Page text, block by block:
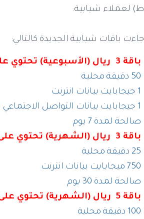
لعملاء شبابية.
باقات شبابية الجديدة كالتالي:
باقة 3 ريال (الأسبوعية) تحتوي على :
50 دقيقة محلية
1 جيجابايت بيانات انترنت
1 جيجابايت بيانات التواصل الاجتماعي اللامحدودة
صالحة لمدة 7 يوم
باقة 3 ريال (الشهرية) تحتوي على:
25 دقيقة محلية
750 ميجابايت بيانات انترنت
صالحة لمدة 30 يوم
باقة 5 ريال (الشهرية) تحتوي على:
100 دقيقة محلية